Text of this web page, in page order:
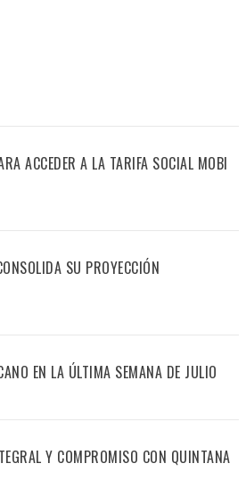
ACCEDER A LA TARIFA SOCIAL MOBI
SU PROYECCIÓN
EN LA ÚLTIMA SEMANA DE JULIO
Y COMPROMISO CON QUINTANA